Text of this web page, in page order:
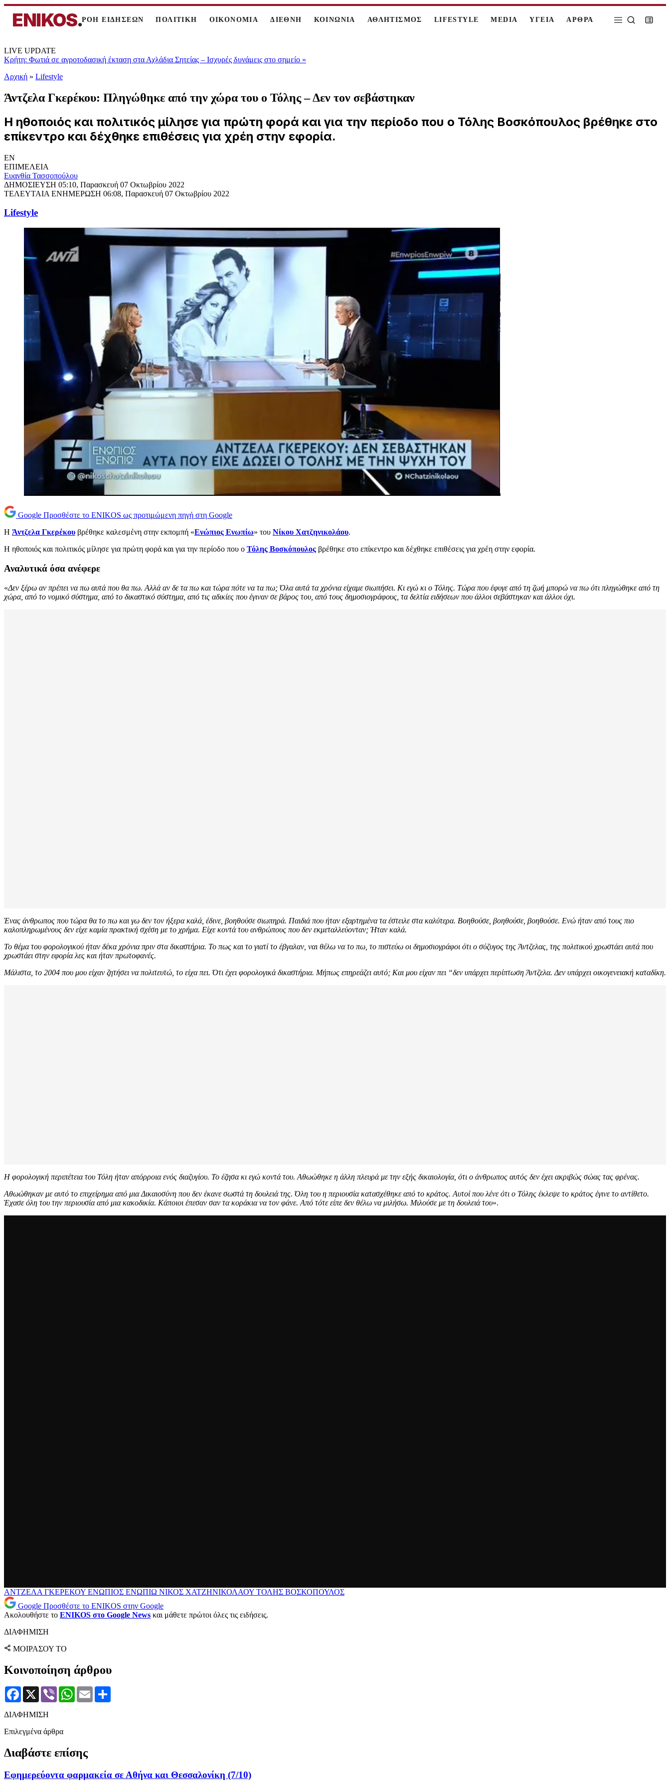
ENIKOS.ΡΟΗ ΕΙΔΗΣΕΩΝ ΠΟΛΙΤΙΚΗ ΟΙΚΟΝΟΜΙΑ ΔΙΕΘΝΗ ΚΟΙΝΩΝΙΑ ΑΘΛΗΤΙΣΜΟΣ LIFESTYLE MEDIA ΥΓΕΙΑ ΑΡΘΡΑ
LIVE UPDATE
Κρήτη: Φωτιά σε αγροτοδασική έκταση στα Αχλάδια Σητείας – Ισχυρές δυνάμεις στο σημείο »
Αρχική » Lifestyle
Άντζελα Γκερέκου: Πληγώθηκε από την χώρα του ο Τόλης – Δεν τον σεβάστηκαν
Η ηθοποιός και πολιτικός μίλησε για πρώτη φορά και για την περίοδο που ο Τόλης Βοσκόπουλος βρέθηκε στο
επίκεντρο και δέχθηκε επιθέσεις για χρέη στην εφορία.
EN
ΕΠΙΜΕΛΕΙΑ
Ευανθία Τασσοπούλου
ΔΗΜΟΣΙΕΥΣΗ 05:10, Παρασκευή 07 Οκτωβρίου 2022
ΤΕΛΕΥΤΑΙΑ ΕΝΗΜΕΡΩΣΗ 06:08, Παρασκευή 07 Οκτωβρίου 2022
Lifestyle
Google Προσθέστε το ENIKOS ως προτιμώμενη πηγή στη Google
Η Άντζελα Γκερέκου βρέθηκε καλεσμένη στην εκπομπή «Ενώπιος Ενωπίω» του Νίκου Χατζηνικολάου.
Η ηθοποιός και πολιτικός μίλησε για πρώτη φορά και για την περίοδο που ο Τόλης Βοσκόπουλος βρέθηκε στο επίκεντρο και δέχθηκε επιθέσεις για χρέη στην εφορία.
Αναλυτικά όσα ανέφερε
«Δεν ξέρω αν πρέπει να πω αυτά που θα πω. Αλλά αν δε τα πω και τώρα πότε να τα πω; Όλα αυτά τα χρόνια είχαμε σιωπήσει. Κι εγώ κι ο Τόλης. Τώρα που έφυγε από τη ζωή μπορώ να πω ότι πληγώθηκε από τη
χώρα, από το νομικό σύστημα, από το δικαστικό σύστημα, από τις αδικίες που έγιναν σε βάρος του, από τους δημοσιογράφους, τα δελτία ειδήσεων που άλλοι σεβάστηκαν και άλλοι όχι.
Ένας άνθρωπος που τώρα θα το πω και γω δεν τον ήξερα καλά, έδινε, βοηθούσε σιωπηρά. Παιδιά που ήταν εξαρτημένα τα έστειλε στα καλύτερα. Βοηθούσε, βοηθούσε, βοηθούσε. Ενώ ήταν από τους πιο
καλοπληρωμένους δεν είχε καμία πρακτική σχέση με το χρήμα. Είχε κοντά του ανθρώπους που δεν εκμεταλλεύονταν; Ήταν καλά.
Το θέμα του φορολογικού ήταν δέκα χρόνια πριν στα δικαστήρια. Το πως και το γιατί το έβγαλαν, ναι θέλω να το πω, το πιστεύω οι δημοσιογράφοι ότι ο σύζυγος της Άντζελας, της πολιτικού χρωστάει αυτά που
χρωστάει στην εφορία λες και ήταν πρωτοφανές.
Μάλιστα, το 2004 που μου είχαν ζητήσει να πολιτευτώ, το είχα πει. Ότι έχει φορολογικά δικαστήρια. Μήπως επηρεάζει αυτό; Και μου είχαν πει “δεν υπάρχει περίπτωση Άντζελα. Δεν υπάρχει οικογενειακή καταδίκη.
Η φορολογική περιπέτεια του Τόλη ήταν απόρροια ενός διαζυγίου. Το έζησα κι εγώ κοντά του. Αθωώθηκε η άλλη πλευρά με την εξής δικαιολογία, ότι ο άνθρωπος αυτός δεν έχει ακριβώς σώας τας φρένας.
Αθωώθηκαν με αυτό το επιχείρημα από μια Δικαιοσύνη που δεν έκανε σωστά τη δουλειά της. Όλη του η περιουσία κατασχέθηκε από το κράτος. Αυτοί που λένε ότι ο Τόλης έκλεψε το κράτος έγινε το αντίθετο.
Έχασε όλη του την περιουσία από μια κακοδικία. Κάποιοι έπεσαν σαν τα κοράκια να τον φάνε. Από τότε είπε δεν θέλω να μιλήσω. Μιλούσε με τη δουλειά του».
ΑΝΤΖΕΛΑ ΓΚΕΡΕΚΟΥ ΕΝΩΠΙΟΣ ΕΝΩΠΙΩ ΝΙΚΟΣ ΧΑΤΖΗΝΙΚΟΛΑΟΥ ΤΟΛΗΣ ΒΟΣΚΟΠΟΥΛΟΣ
Google Προσθέστε το ENIKOS στην Google
Ακολουθήστε το ENIKOS στο Google News και μάθετε πρώτοι όλες τις ειδήσεις.
ΔΙΑΦΗΜΙΣΗ
ΜΟΙΡΑΣΟΥ ΤΟ
Κοινοποίηση άρθρου
Facebook
X Viber WhatsApp
Email
ΔΙΑΦΗΜΙΣΗ
Επιλεγμένα άρθρα
Διαβάστε επίσης
Εφημερεύοντα φαρμακεία σε Αθήνα και Θεσσαλονίκη (7/10)